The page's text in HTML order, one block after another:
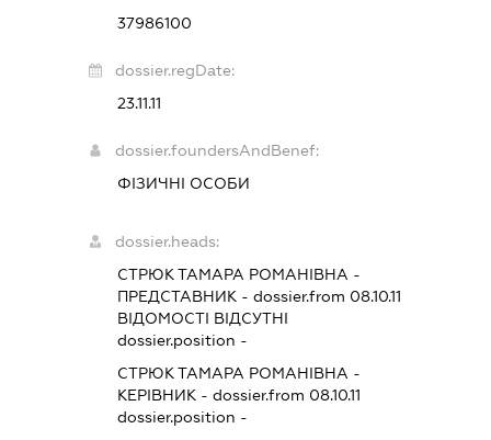
37986100
dossier.regDate:
23.11.11
dossier.foundersAndBenef:
ФІЗИЧНІ ОСОБИ
dossier.heads:
СТРЮК ТАМАРА РОМАНІВНА -
ПРЕДСТАВНИК - dossier.from 08.10.11
ВІДОМОСТІ ВІДСУТНІ
dossier.position -
СТРЮК ТАМАРА РОМАНІВНА -
КЕРІВНИК - dossier.from 08.10.11
dossier.position -